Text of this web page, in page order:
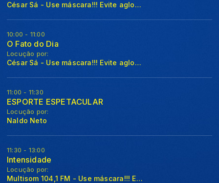
César Sá - Use máscara!!! Evite aglomerações!!!
10:00 - 11:00
O Fato do Dia
Locução por:
César Sá - Use máscara!!! Evite aglomerações!!!
11:00 - 11:30
ESPORTE ESPETACULAR
Locução por:
Naldo Neto
11:30 - 13:00
Intensidade
Locução por:
Multisom 104,1 FM - Use máscara!!! Evite aglomerações!!!